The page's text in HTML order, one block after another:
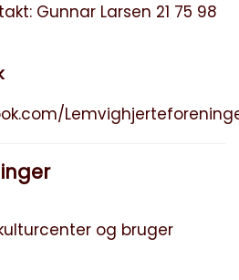
Gunnar Larsen 21 75 98
og bruger